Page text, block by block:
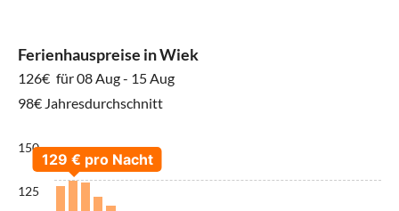
Ferienhauspreise in Wiek
126€ für 08 Aug - 15 Aug
98€ Jahresdurchschnitt
150
125